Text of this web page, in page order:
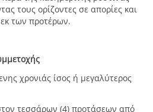
τους ορίζοντες σε απορίες και
των προτέρων.
χρονιάς ίσος ή μεγαλύτερος
τεσσάρων (4) προτάσεων από